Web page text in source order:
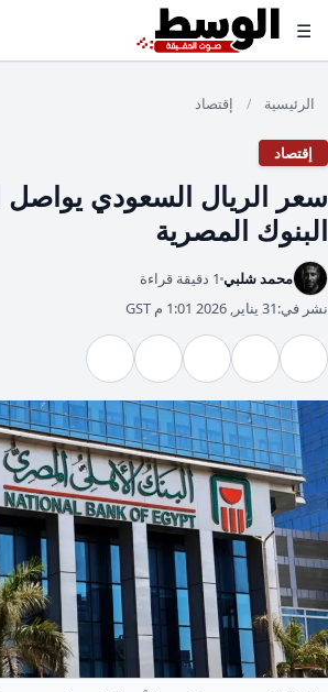
☰
الرئيسية / إقتصاد
إقتصاد
سعر الريال السعودي
البنوك المصرية
محمد شلبي 1 دقيقة قراءة
نشر في:31 يناير, 2026 1:01 م GST